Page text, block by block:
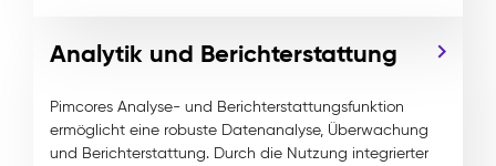
Analytik und Berichterstattung
Pimcores Analyse- und Berichterstattungsfunktion
ermöglicht eine robuste Datenanalyse, Überwachung
und Berichterstattung. Durch die Nutzung integrierter